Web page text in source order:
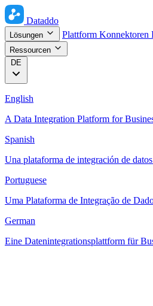
Dataddo
Lösungen Plattform Konnektoren
Ressourcen
DE
English
A Data Integration Platform for
Spanish
Una plataforma de integración de
Portuguese
Uma Plataforma de Integração de
German
Eine Datenintegrationsplattform für